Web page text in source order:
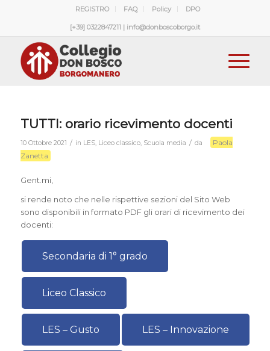
REGISTRO FAQ Policy DPO
[+39] 0322847211 | info@donboscoborgo.it
TUTTI: orario ricevimento docenti
10 Ottobre 2021 / in LES, Liceo classico, Scuola media / da
Paola
Zanetta
Gent.mi,
si rende noto che nelle rispettive sezioni del Sito Web
sono disponibili in formato PDF gli orari di ricevimento dei
docenti:
Secondaria di 1° grado
Liceo Classico
LES – Gusto LES – Innovazione